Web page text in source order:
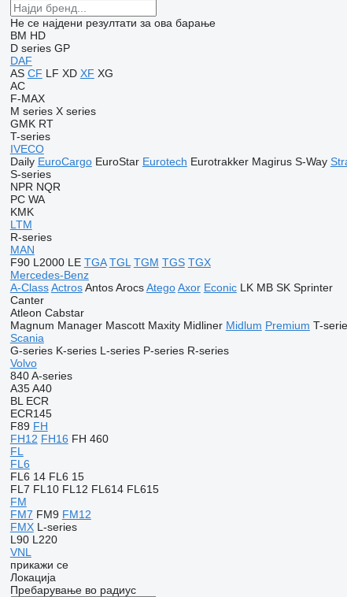
Не се најдени резултати за ова барање
BM HD
D series GP
DAF
AS CF LF XD XF XG
AC
F-MAX
M series X series
GMK RT
T-series
IVECO
Daily EuroCargo EuroStar Eurotech Eurotrakker Magirus S-Way
S-series
NPR NQR
PC WA
KMK
LTM
R-series
MAN
F90 L2000 LE TGA TGL TGM TGS TGX
Mercedes-Benz
A-Class Actros Antos Arocs Atego Axor Econic LK MB SK Sprinter
Canter
Atleon Cabstar
Magnum Manager Mascott Maxity Midliner Midlum Premium T-
Scania
G-series K-series L-series P-series R-series
Volvo
840 A-series
A35 A40
BL ECR
ECR145
F89 FH
FH12 FH16 FH 460
FL
FL6
FL6 14 FL6 15
FL7 FL10 FL12 FL614 FL615
FM
FM7 FM9 FM12
FMX L-series
L90 L220
VNL
прикажи се
Локација
Пребарување во радиус